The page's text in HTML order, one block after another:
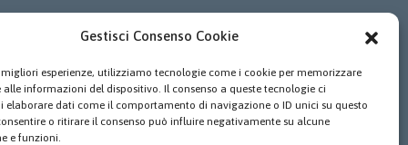
Gestisci Consenso Cookie
migliori esperienze, utilizziamo tecnologie come i cookie per memorizzare
alle informazioni del dispositivo. Il consenso a queste tecnologie ci
elaborare dati come il comportamento di navigazione o ID unici su questo
o ritirare il consenso può influire negativamente su alcune
e funzioni.
Privacy Policy
sulla Privacy Policy
Cookie Policy
Leggi il testo completo dell’informativa